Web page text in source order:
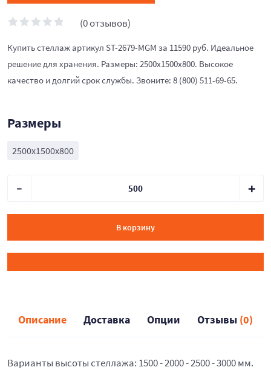
(0 отзывов)
Купить стеллаж артикул ST-2679-MGM за 11590 руб. Идеальное
решение для хранения. Размеры: 2500x1500x800. Высокое
качество и долгий срок службы. Звоните: 8 (800) 511-69-65.
Размеры
2500x1500x800
В корзину
Описание Доставка Опции Отзывы (0)
Варианты высоты стеллажа: 1500 - 2000 - 2500 - 3000 мм.